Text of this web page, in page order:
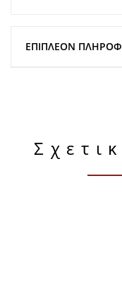
ΕΠΙΠΛΈΟΝ